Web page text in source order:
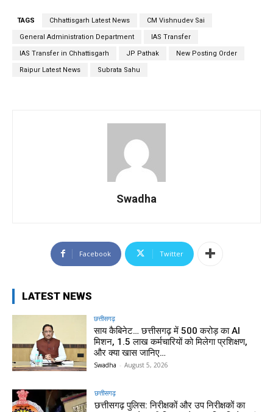
TAGS Chhattisgarh Latest News CM Vishnudev Sai
General Administration Department IAS Transfer
IAS Transfer in Chhattisgarh JP Pathak New Posting Order
Raipur Latest News Subrata Sahu
Swadha
Facebook Twitter
LATEST NEWS
छत्तीसगढ़
साय कैबिनेट… छत्तीसगढ़ में 500 करोड़ का AI
मिशन, 1.5 लाख कर्मचारियों को मिलेगा प्रशिक्षण,
और क्या खास जानिए…
Swadha - August 5, 2026
छत्तीसगढ़
छत्तीसगढ़ पुलिस: निरीक्षकों और उप निरीक्षकों का